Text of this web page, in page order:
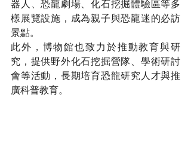
器人、恐龍劇場、化石挖掘體驗區等多
樣展覽設施，成為親子與恐龍迷的必訪
景點。
此外，博物館也致力於推動教育與研
究，提供野外化石挖掘營隊、學術研討
會等活動，長期培育恐龍研究人才與推
廣科普教育。